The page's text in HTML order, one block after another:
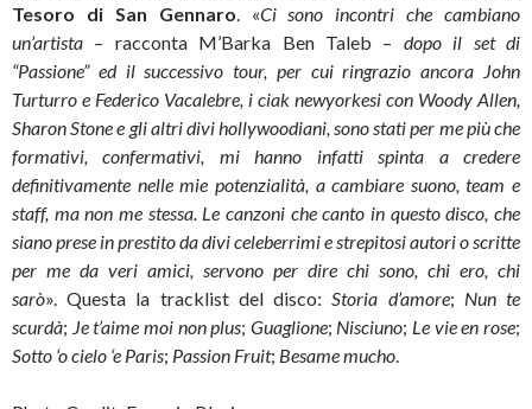
Tesoro di San Gennaro . «Ci sono incontri che cambiano
un’artista – racconta M’Barka Ben Taleb – dopo il set di
“Passione” ed il successivo tour, per cui ringrazio ancora John
Turturro e Federico Vacalebre, i ciak newyorkesi con Woody Allen,
Sharon Stone e gli altri divi hollywoodiani, sono stati per me più che
formativi, confermativi, mi hanno infatti spinta a credere
definitivamente nelle mie potenzialità, a cambiare suono, team e
staff, ma non me stessa. Le canzoni che canto in questo disco, che
siano prese in prestito da divi celeberrimi e strepitosi autori o scritte
per me da veri amici, servono per dire chi sono, chi ero, chi
sarò». Questa la tracklist del disco: Storia d’amore; Nun te
scurdà; Je t’aime moi non plus; Guaglione; Nisciuno; Le vie en rose;
Sotto ‘o cielo ‘e Paris; Passion Fruit; Besame mucho